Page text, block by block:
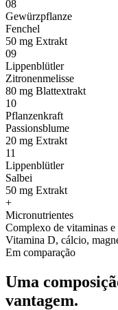
08
Gewürzpflanze
Fenchel
50 mg Extrakt
09
Lippenblütler
Zitronenmelisse
80 mg Blattextrakt
10
Pflanzenkraft
Passionsblume
20 mg Extrakt
11
Lippenblütler
Salbei
50 mg Extrakt
+
Micronutrientes
Complexo de vitaminas e
Vitamina D, cálcio,
Em comparação
Uma
vantagem.